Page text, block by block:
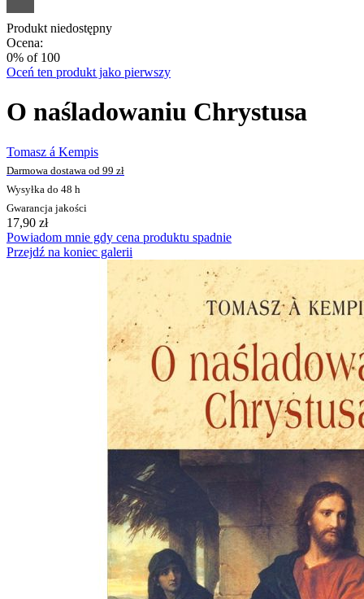
Produkt niedostępny
Ocena:
0% of 100
Oceń ten produkt jako pierwszy
O naśladowaniu Chrystusa
Tomasz á Kempis
Darmowa dostawa od 99 zł
Wysyłka do 48 h
Gwarancja jakości
17,90 zł
Powiadom mnie gdy cena produktu spadnie
Przejdź na koniec galerii